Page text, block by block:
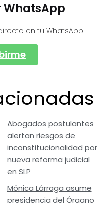
WhatsApp
en tu WhatsApp
Abogados postulantes
alertan riesgos de
inconstitucionalidad por
nueva reforma judicial
en SLP
Mónica Lárraga asume
presidencia del Órgano